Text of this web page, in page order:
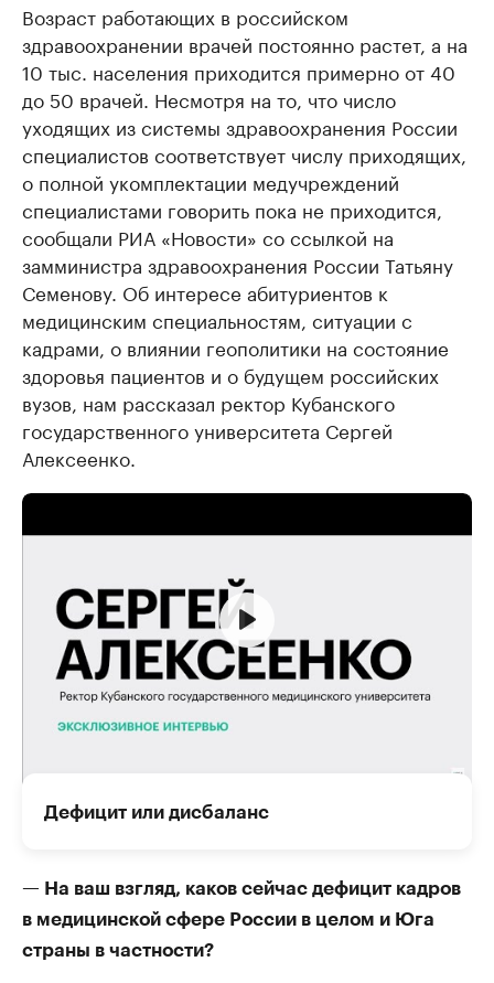
Возраст работающих в российском
здравоохранении врачей постоянно растет, а на
10 тыс. населения приходится примерно от 40
до 50 врачей. Несмотря на то, что число
уходящих из системы здравоохранения России
специалистов соответствует числу приходящих,
о полной укомплектации медучреждений
специалистами говорить пока не приходится,
сообщали РИА «Новости» со ссылкой на
замминистра здравоохранения России Татьяну
Семенову. Об интересе абитуриентов к
медицинским специальностям, ситуации с
кадрами, о влиянии геополитики на состояние
здоровья пациентов и о будущем российских
вузов, нам рассказал ректор Кубанского
государственного университета Сергей
Алексеенко.
Дефицит или дисбаланс
— На ваш взгляд, каков сейчас дефицит кадров
в медицинской сфере России в целом и Юга
страны в частности?